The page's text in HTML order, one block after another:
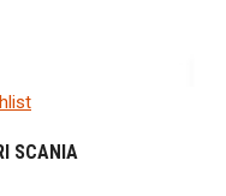
SCANIA